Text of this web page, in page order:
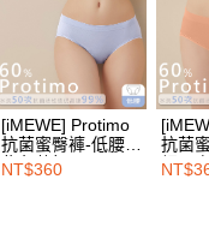
任。
４．
即時
結果
５．
形，
動。
海外配
[iMEWE] Protimo
抗菌蜜臀褲-低腰-
紫色蘇打
NT$360
抗菌
細沙